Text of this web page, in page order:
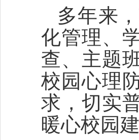
多年来
化管理、
查、主题
校园心理
求，切实
暖心校园建